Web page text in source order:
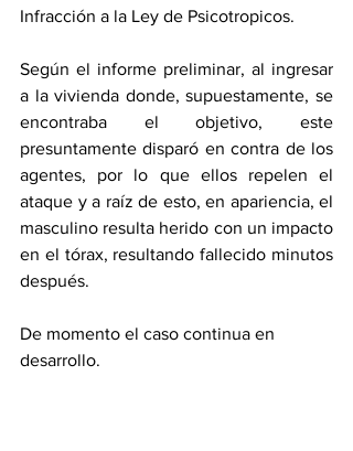
Infracción a la Ley de Psicotropicos.
Según el informe preliminar, al ingresar
a la vivienda donde, supuestamente, se
encontraba el objetivo, este
presuntamente disparó en contra de los
agentes, por lo que ellos repelen el
ataque y a raíz de esto, en apariencia, el
masculino resulta herido con un impacto
en el tórax, resultando fallecido minutos
después.
De momento el caso continua en
desarrollo.